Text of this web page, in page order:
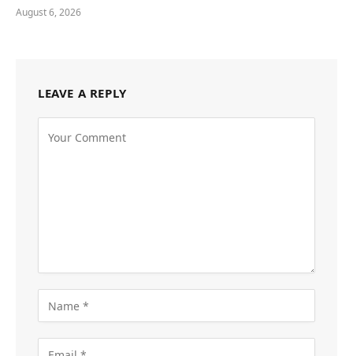
August 6, 2026
LEAVE A REPLY